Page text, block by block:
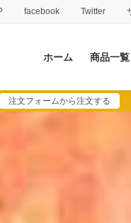
facebook Twitter
ホーム 商品一覧
注文フォームから注文する